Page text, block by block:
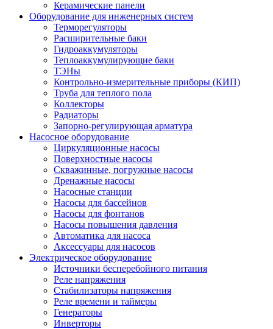
Керамические панели
Оборудование для инженерных систем
Терморегуляторы
Расширительные баки
Гидроаккумуляторы
Теплоаккумулирующие баки
ТЭНы
Контрольно-измерительные приборы (КИП)
Труба для теплого пола
Коллекторы
Радиаторы
Запорно-регулирующая арматура
Насосное оборудование
Циркуляционные насосы
Поверхностные насосы
Скважинные, погружные насосы
Дренажные насосы
Насосные станции
Насосы для бассейнов
Насосы для фонтанов
Насосы повышения давления
Автоматика для насоса
Аксессуары для насосов
Электрическое оборудование
Источники бесперебойного питания
Реле напряжения
Стабилизаторы напряжения
Реле времени и таймеры
Генераторы
Инверторы